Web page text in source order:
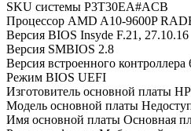
SKU системы P3T30EA#ACB
Процессор AMD A10-9600P
Версия BIOS Insyde F.21, 27.10.16
Версия SMBIOS 2.8
Версия встроенного контроллера
Режим BIOS UEFI
Изготовитель основной платы HP
Модель основной платы
Имя основной платы Основная